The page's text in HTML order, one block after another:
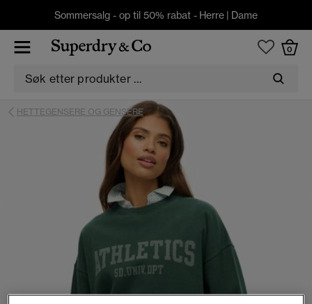
Sommersalg - op til 50% rabat - Herre | Dame
0
HETTEGENSERE OG GENSERE